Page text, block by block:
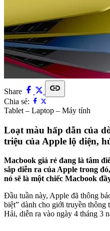
Share link
Chia sẻ:
Tablet – Laptop – Máy tính
Loạt màu hấp dẫn của
triệu của Apple lộ diện,
Macbook giá rẻ đang là tâm
sắp diễn ra của Apple trong
nó sẽ là một chiếc Macbook
Đầu tuần này, Apple đã thông
biệt” dành cho giới truyền
Hải, diễn ra vào ngày 4 tháng 3